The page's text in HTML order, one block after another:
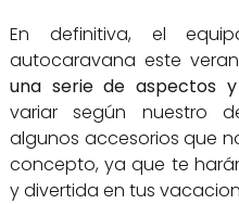
En definitiva, el
autocaravana este
una serie de aspectos y
variar según nuestro
algunos accesorios que
concepto, ya que te
y divertida en tus